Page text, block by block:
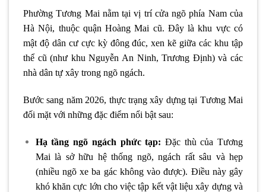
Phường Tương Mai nằm tại vị trí cửa ngõ phía Nam của
Hà Nội, thuộc quận Hoàng Mai cũ. Đây là khu vực có
mật độ dân cư cực kỳ đông đúc, xen kẽ giữa các khu tập
thể cũ (như khu Nguyễn An Ninh, Trương Định) và các
nhà dân tự xây trong ngõ ngách.
Bước sang năm 2026, thực trạng xây dựng tại Tương Mai
đối mặt với những đặc điểm nổi bật sau:
Hạ tầng ngõ ngách phức tạp: Đặc thù của Tương
Mai là sở hữu hệ thống ngõ, ngách rất sâu và hẹp
(nhiều ngõ xe ba gác không vào được). Điều này gây
khó khăn cực lớn cho việc tập kết vật liệu xây dựng và